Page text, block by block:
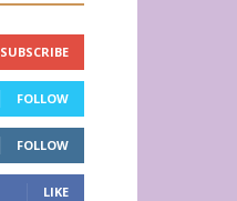
SUBSCRIBE
FOLLOW
FOLLOW
LIKE